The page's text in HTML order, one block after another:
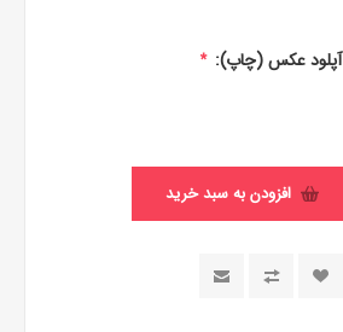
آپلود عکس (چاپ): *
افزودن به سبد خرید